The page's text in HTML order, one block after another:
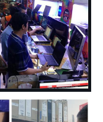
mở rộng không
kết nối mạng ổn
đó, cổng âm thanh
tích hợp, mang lại